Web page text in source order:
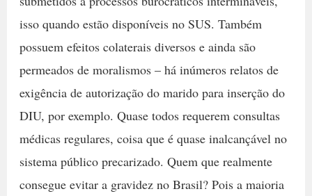
isso quando estão disponíveis no SUS. Também
possuem efeitos colaterais diversos e ainda são
permeados de moralismos – há inúmeros relatos de
exigência de autorização do marido para inserção do
DIU, por exemplo. Quase todos requerem consultas
médicas regulares, coisa que é quase inalcançável no
sistema público precarizado. Quem que realmente
consegue evitar a gravidez no Brasil? Pois a maioria